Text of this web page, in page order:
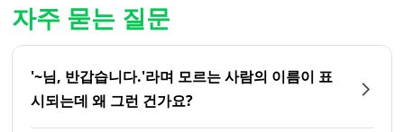
자주 묻는 질문
'~님, 반갑습니다.'라며 모르는 사람의 이름이 표
시되는데 왜 그런 건가요?